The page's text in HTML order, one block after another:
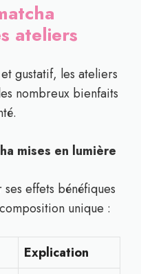
ateliers
gustatif, les ateliers
nombreux bienfaits
mises en lumière
effets bénéfiques
unique :
Explication